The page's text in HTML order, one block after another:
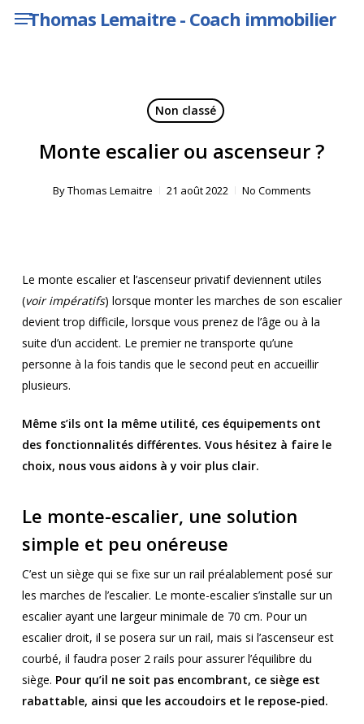
Skip Thomas Lemaitre - Coach immobilier
Menu
Non classé
Monte escalier ou ascenseur ?
ByThomas Lemaitre 21 août 2022 No Comments
Le monte escalier et l’ascenseur privatif deviennent utiles
(voir impératifs) lorsque monter les marches de son escalier
devient trop difficile, lorsque vous prenez de l’âge ou à la
suite d’un accident. Le premier ne transporte qu’une
personne à la fois tandis que le second peut en accueillir
plusieurs.
Même s’ils ont la même utilité, ces équipements ont
des fonctionnalités différentes. Vous hésitez à faire le
choix, nous vous aidons à y voir plus clair.
Le monte-escalier, une solution
simple et peu onéreuse
C’est un siège qui se fixe sur un rail préalablement posé sur
les marches de l’escalier. Le monte-escalier s’installe sur un
escalier ayant une largeur minimale de 70 cm. Pour un
escalier droit, il se posera sur un rail, mais si l’ascenseur est
courbé, il faudra poser 2 rails pour assurer l’équilibre du
siège. Pour qu’il ne soit pas encombrant, ce siège est
rabattable, ainsi que les accoudoirs et le repose-pied.